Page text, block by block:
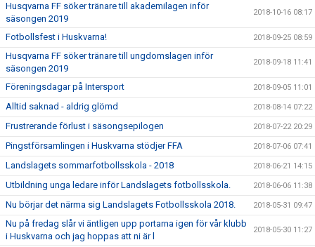
Husqvarna FF söker tränare till akademilagen inför
säsongen 2019
2018-10-16 08:17
Fotbollsfest i Huskvarna! 2018-09-25 08:59
Husqvarna FF söker tränare till ungdomslagen inför
säsongen 2019
2018-09-18 11:41
Föreningsdagar på Intersport 2018-09-05 11:01
Alltid saknad - aldrig glömd 2018-08-14 07:22
Frustrerande förlust i säsongsepilogen 2018-07-22 20:29
Pingstförsamlingen i Huskvarna stödjer FFA 2018-07-06 07:41
Landslagets sommarfotbollsskola - 2018 2018-06-21 14:15
Utbildning unga ledare inför Landslagets fotbollsskola. 2018-06-06 11:38
Nu börjar det närma sig Landslagets Fotbollsskola 2018. 2018-05-31 09:47
Nu på fredag slår vi äntligen upp portarna igen för vår klubb
i Huskvarna och jag hoppas att ni är l
2018-05-30 11:27